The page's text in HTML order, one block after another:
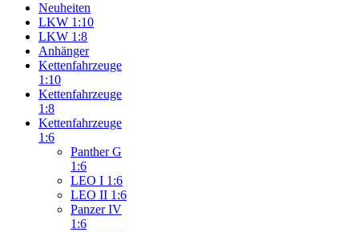
Neuheiten
LKW 1:10
LKW 1:8
Anhänger
Kettenfahrzeuge
1:10
Kettenfahrzeuge
1:8
Kettenfahrzeuge
1:6
Panther G
1:6
LEO I 1:6
LEO II 1:6
Panzer IV
1:6